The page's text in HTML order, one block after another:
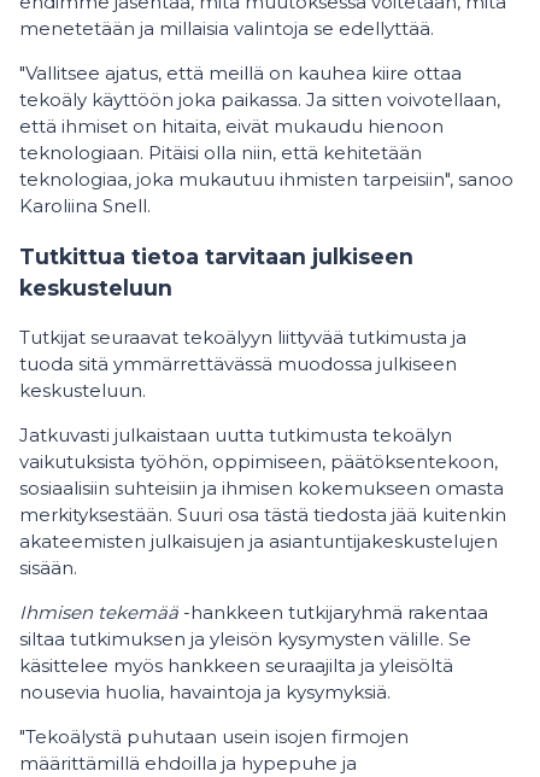
menetetään ja millaisia valintoja se edellyttää.
"Vallitsee ajatus, että meillä on kauhea kiire ottaa
tekoäly käyttöön joka paikassa. Ja sitten voivotellaan,
että ihmiset on hitaita, eivät mukaudu hienoon
teknologiaan. Pitäisi olla niin, että kehitetään
teknologiaa, joka mukautuu ihmisten tarpeisiin", sanoo
Karoliina Snell.
Tutkittua tietoa tarvitaan julkiseen
keskusteluun
Tutkijat seuraavat tekoälyyn liittyvää tutkimusta ja
tuoda sitä ymmärrettävässä muodossa julkiseen
keskusteluun.
Jatkuvasti julkaistaan uutta tutkimusta tekoälyn
vaikutuksista työhön, oppimiseen, päätöksentekoon,
sosiaalisiin suhteisiin ja ihmisen kokemukseen omasta
merkityksestään. Suuri osa tästä tiedosta jää kuitenkin
akateemisten julkaisujen ja asiantuntijakeskustelujen
sisään.
Ihmisen tekemää -hankkeen tutkijaryhmä rakentaa
siltaa tutkimuksen ja yleisön kysymysten välille. Se
käsittelee myös hankkeen seuraajilta ja yleisöltä
nousevia huolia, havaintoja ja kysymyksiä.
"Tekoälystä puhutaan usein isojen firmojen
määrittämillä ehdoilla ja hypepuhe ja